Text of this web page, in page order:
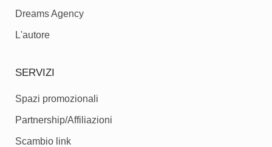
Dreams Agency
L'autore
SERVIZI
Spazi promozionali
Partnership/Affiliazioni
Scambio link